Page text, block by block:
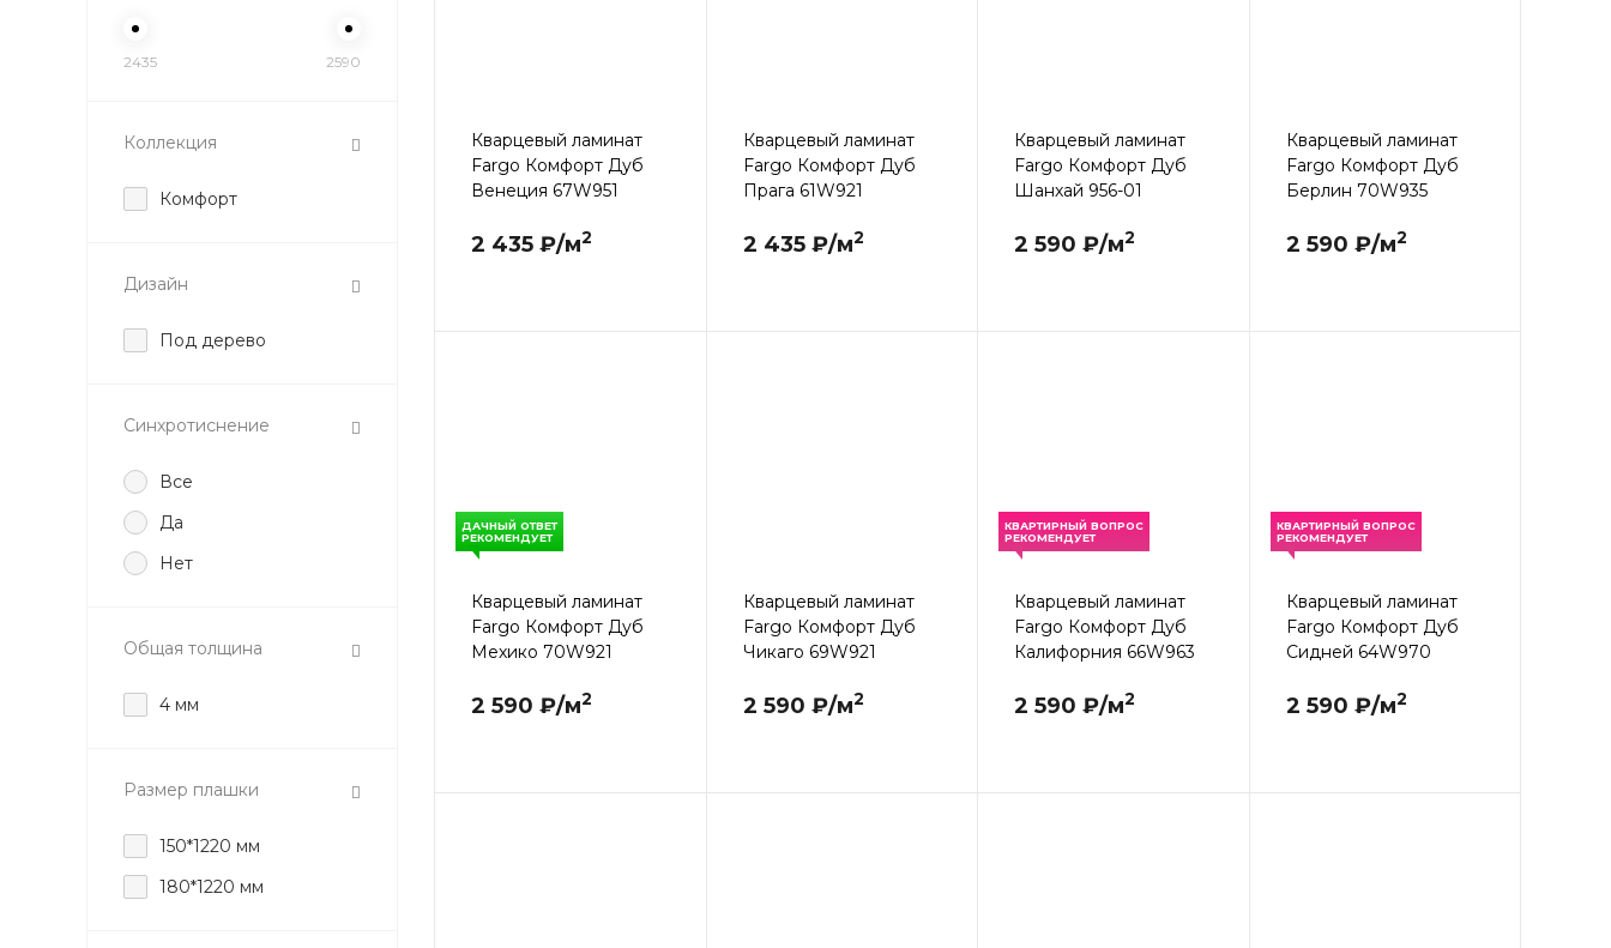
2435 2590
Коллекция
Комфорт
Дизайн
Под дерево
Синхротиснение
Все
Да
Нет
Общая толщина
4 мм
Размер плашки
150*1220 мм
180*1220 мм
Кварцевый ламинат
Fargo Комфорт Дуб
Венеция 67W951
2 435 ₽/м2
Кварцевый ламинат
Fargo Комфорт Дуб
Прага 61W921
2 435 ₽/м2
Кварцевый ламинат
Fargo Комфорт Дуб
Шанхай 956-01
2 590 ₽/м2
Кварцевый ламинат
Fargo Комфорт Дуб
Берлин 70W935
2 590 ₽/м2
ДАЧНЫЙ ОТВЕТ
РЕКОМЕНДУЕТ
Кварцевый ламинат
Fargo Комфорт Дуб
Мехико 70W921
2 590 ₽/м2
Кварцевый ламинат
Fargo Комфорт Дуб
Чикаго 69W921
2 590 ₽/м2
КВАРТИРНЫЙ ВОПРОС
РЕКОМЕНДУЕТ
Кварцевый ламинат
Fargo Комфорт Дуб
Калифорния 66W963
2 590 ₽/м2
КВАРТИРНЫЙ ВОПРОС
РЕКОМЕНДУЕТ
Кварцевый ламинат
Fargo Комфорт Дуб
Сидней 64W970
2 590 ₽/м2